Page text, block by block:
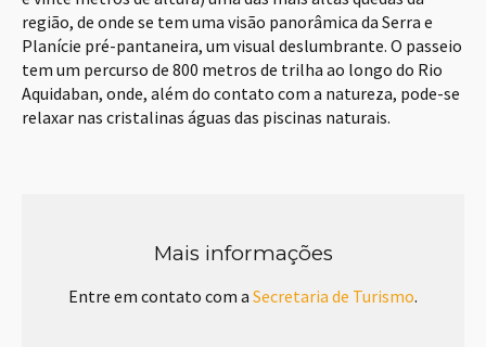
região, de onde se tem uma visão panorâmica da Serra e
Planície pré-pantaneira, um visual deslumbrante. O passeio
tem um percurso de 800 metros de trilha ao longo do Rio
Aquidaban, onde, além do contato com a natureza, pode-se
relaxar nas cristalinas águas das piscinas naturais.
Mais informações
Entre em contato com a Secretaria de Turismo.